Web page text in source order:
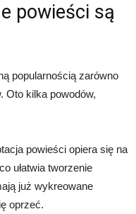
powieści są
popularnością zarówno
Oto kilka powodów,
powieści opiera się na
ułatwia tworzenie
już wykreowane
oprzeć.